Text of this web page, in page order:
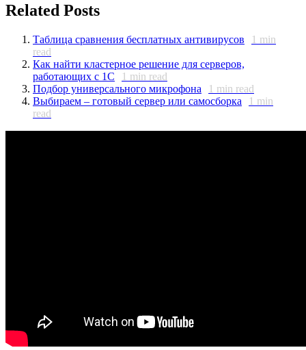
Related Posts
Таблица сравнения бесплатных антивирусов 1 min
read
Как найти кластерное решение для серверов,
работающих с 1С
1 min read
Подбор универсального микрофона
1 min read
Выбираем – готовый сервер или самосборка
1 min
read